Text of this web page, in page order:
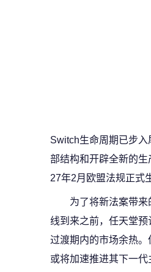
Switch生命周期已步
部结构和开辟全新的
27年2月欧盟法规正式
为了将新法案带
线到来之前，任天堂
过渡期内的市场余热
或将加速推进其下一